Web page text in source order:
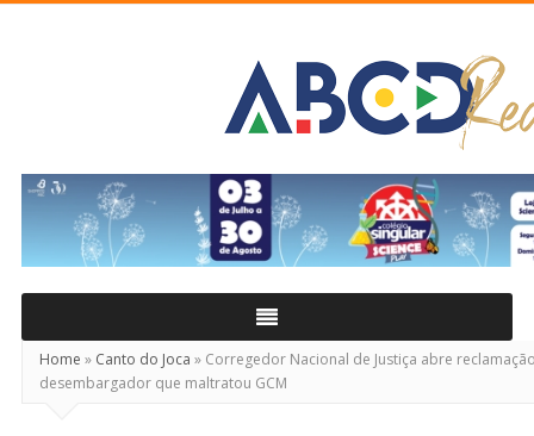
Real
Home » Canto do Joca » Corregedor Nacional de Justiça abre
desembargador que maltratou GCM